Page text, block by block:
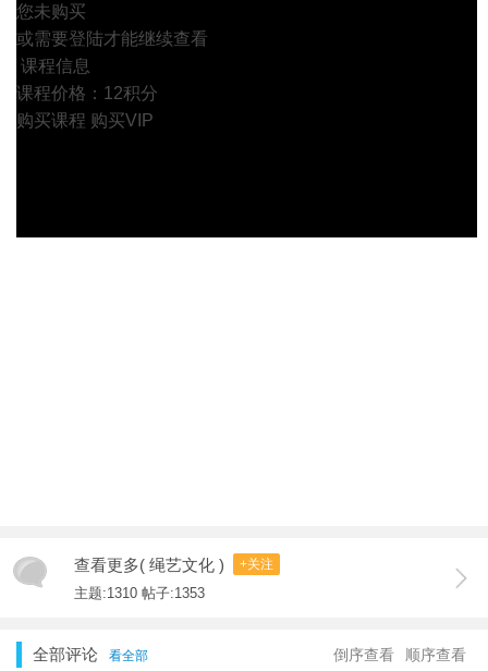
您未购买
或需要登陆才能继续查看
课程信息
课程价格：12积分
购买课程 购买VIP
查看更多( 绳艺文化 ) +关注
主题:1310 帖子:1353
全部评论 看全部 顺序查看
倒序查看